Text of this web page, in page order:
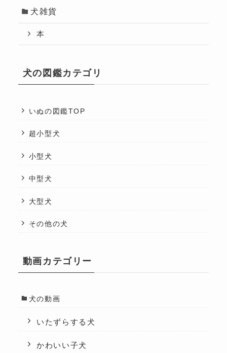
犬雑貨
本
犬の図鑑カテゴリ
いぬの図鑑TOP
超小型犬
小型犬
中型犬
大型犬
その他の犬
動画カテゴリー
犬の動画
いたずらする犬
かわいい子犬